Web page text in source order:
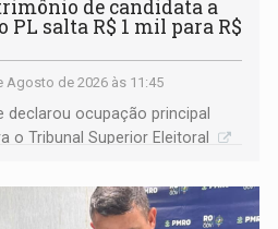
de candidata a
PL salta R$ 1 mil para R$
Agosto de 2026 às 11:45
declarou ocupação principal
o Tribunal Superior Eleitoral